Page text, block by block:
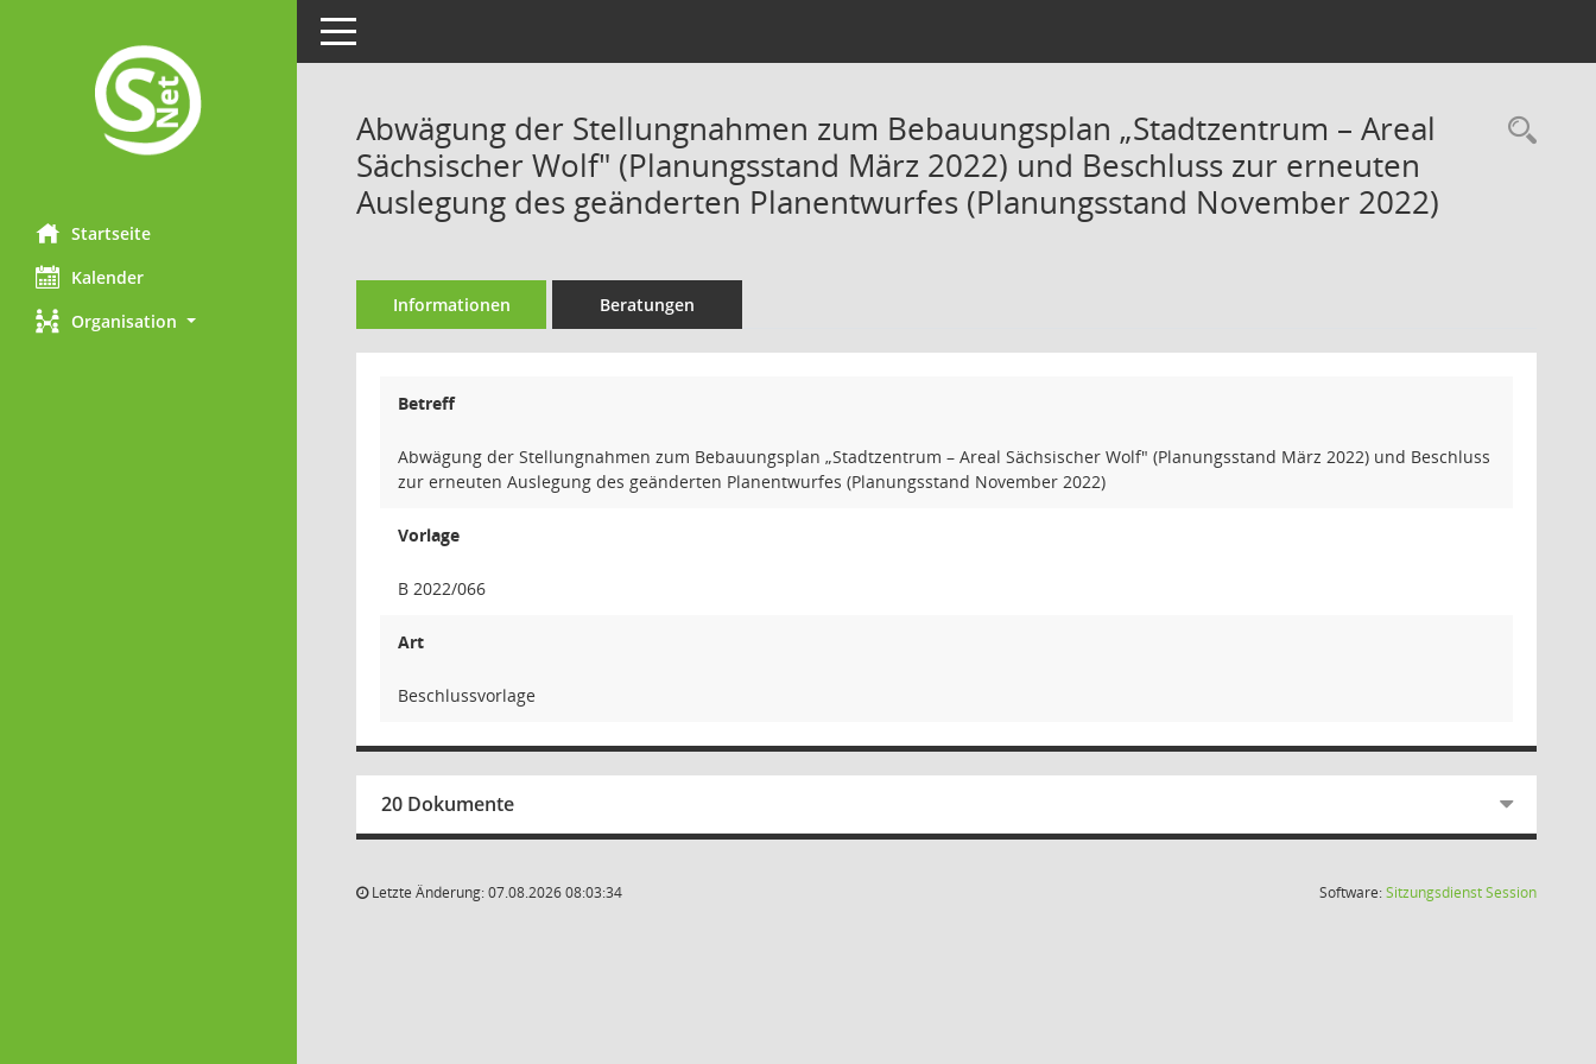
Startseite
Kalender
Organisation
Toggle navigation
Abwägung der Stellungnahmen zum Bebauungsplan „Stadtzentrum – Areal
Sächsischer Wolf" (Planungsstand März 2022) und Beschluss zur erneuten
Auslegung des geänderten Planentwurfes (Planungsstand November 2022)
Informationen Beratungen
Betreff
Abwägung der Stellungnahmen zum Bebauungsplan „Stadtzentrum – Areal Sächsischer Wolf" (Planungsstand März 2022) und Beschluss
zur erneuten Auslegung des geänderten Planentwurfes (Planungsstand November 2022)
Vorlage
B 2022/066
Art
Beschlussvorlage
20 Dokumente
Letzte Änderung: 07.08.2026 08:03:34 Software:SitzungsdienstSession(Wird in